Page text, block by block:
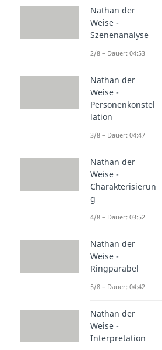
„Antigone“
Verhalten der
und erkläre,
Bösewichte
Ein
Antigone
zur
Als Letztes
auf ihre
untersuchen.
zur
Literatur und
Nathan der
Weise -
Szenenanalyse
2/8 – Dauer: 04:53
Nathan der
Weise -
Personenkonstel
lation
3/8 – Dauer: 04:47
Nathan der
Weise -
Charakterisierun
g
4/8 – Dauer: 03:52
Nathan der
Weise -
Ringparabel
5/8 – Dauer: 04:42
Nathan der
Weise -
Interpretation